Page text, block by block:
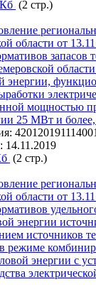
(2 стр.)
области от
запасов
энергии,
мощностью
25 МВт и
14.11.2019
(2 стр.)
области от
энергии
источников
энергии с